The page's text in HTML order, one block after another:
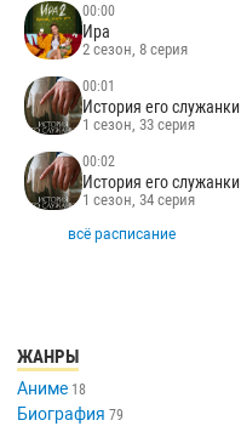
00:00
Ира
2 сезон, 8 серия
00:01
История его служанки
1 сезон, 33 серия
00:02
История его служанки
1 сезон, 34 серия
всё расписание
ЖАНРЫ
Аниме 18
Биография 79